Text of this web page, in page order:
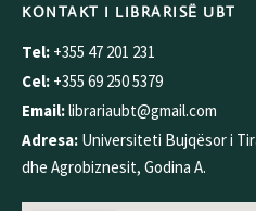
KONTAKT I LIBRARISË UBT
Tel: +355 47 201 231
Cel: +355 69 250 5379
Email:librariaubt@gmail.com
Adresa: Universiteti Bujqësor i
dhe Agrobiznesit, Godina A.